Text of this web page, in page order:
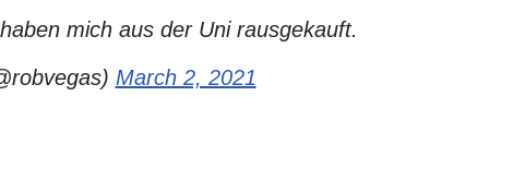
mich aus der Uni rausgekauft.
March 2, 2021